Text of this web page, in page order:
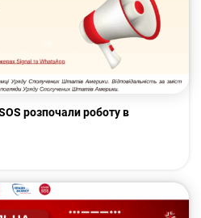
розпочали роботу в